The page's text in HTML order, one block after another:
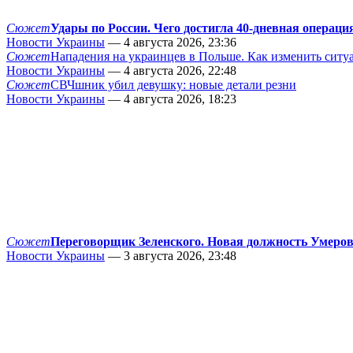
СюжетУдары по России. Чего достигла 40-дневная
Новости Украины — 4 августа 2026, 23:36
СюжетНападения на украинцев в Польше. Как изменить
Новости Украины — 4 августа 2026, 22:48
СюжетСВЧшник убил девушку: новые детали резни
Новости Украины — 4 августа 2026, 18:23
СюжетПереговорщик Зеленского. Новая должность
Новости Украины — 3 августа 2026, 23:48